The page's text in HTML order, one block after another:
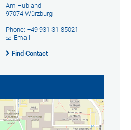
Am Hubland
97074 Würzburg
Phone: +49 931 31-85021
Email
Find Contact